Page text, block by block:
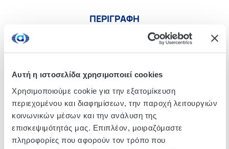
Αυτή η ιστοσελίδα χρησιμοποιεί cookies
Χρησιμοποιούμε cookie για την εξατομίκευση
περιεχομένου και διαφημίσεων, την παροχή λειτουργιών
κοινωνικών μέσων και την ανάλυση της
επισκεψιμότητάς μας. Επιπλέον, μοιραζόμαστε
πληροφορίες που αφορούν τον τρόπο που
ΠΕΡΙΓΡΑΦΗ
Νιφάδες καλαμποκιού με επικάλυψη ζάχαρης.
Καταπληκτικές νιφάδες καλαμποκιού, έξτρα
Κωδικός :111074
Τεμάχια/Κιβώτιο: 16